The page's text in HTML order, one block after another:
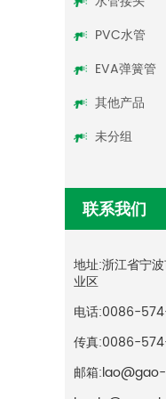
PVC水管
EVA弹簧管
其他产品
未分组
联系我们
地址:浙江省宁
业区
电话:0086-
传真:0086-
邮箱